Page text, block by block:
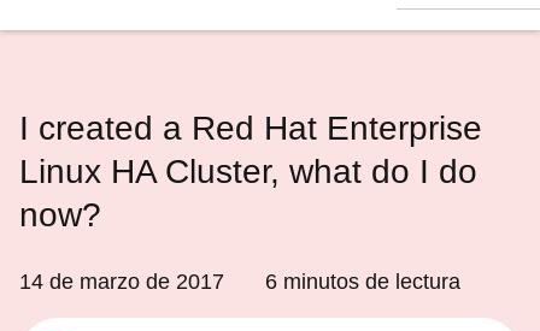
I created a Red Hat Enterprise
Linux HA Cluster, what do I do
now?
14 de marzo de 2017 6 minutos de lectura